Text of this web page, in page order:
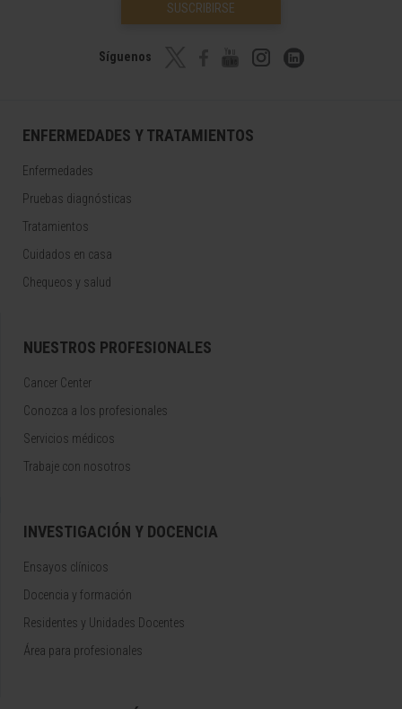
SUSCRIBIRSE
Síguenos
ENFERMEDADES Y TRATAMIENTOS
Enfermedades
Pruebas diagnósticas
Tratamientos
Cuidados en casa
Chequeos y salud
NUESTROS PROFESIONALES
Cancer Center
Conozca a los profesionales
Servicios médicos
Trabaje con nosotros
INVESTIGACIÓN Y DOCENCIA
Ensayos clínicos
Docencia y formación
Residentes y Unidades Docentes
Área para profesionales